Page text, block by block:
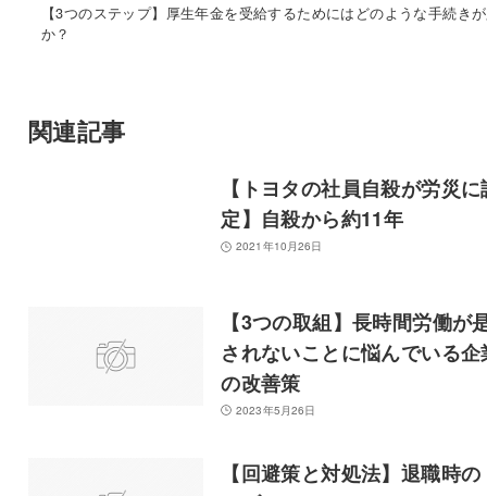
【3つのステップ】厚生年金を受給するためにはどのような手続き
か？
関連記事
【トヨタの社員自殺が労災に
定】自殺から約11年
2021年10月26日
【3つの取組】長時間労働が
されないことに悩んでいる企
の改善策
2023年5月26日
【回避策と対処法】退職時の